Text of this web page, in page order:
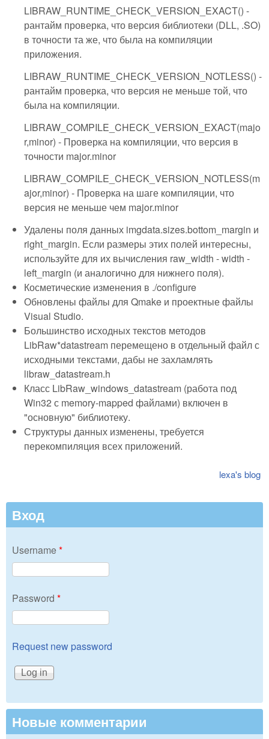
LIBRAW_RUNTIME_CHECK_VERSION_EXACT() -
рантайм проверка, что версия библиотеки (DLL, .SO)
в точности та же, что была на компиляции
приложения.
LIBRAW_RUNTIME_CHECK_VERSION_NOTLESS() -
рантайм проверка, что версия не меньше той, что
была на компиляции.
LIBRAW_COMPILE_CHECK_VERSION_EXACT(majo
r,minor) - Проверка на компиляции, что версия в
точности major.minor
LIBRAW_COMPILE_CHECK_VERSION_NOTLESS(m
ajor,minor) - Проверка на шаге компиляции, что
версия не меньше чем major.minor
Удалены поля данных imgdata.sizes.bottom_margin и
right_margin. Если размеры этих полей интересны,
используйте для их вычисления raw_width - width -
left_margin (и аналогично для нижнего поля).
Косметические изменения в ./configure
Обновлены файлы для Qmake и проектные файлы
Visual Studio.
Большинство исходных текстов методов
LibRaw*datastream перемещено в отдельный файл с
исходными текстами, дабы не захламлять
libraw_datastream.h
Класс LibRaw_windows_datastream (работа под
Win32 с memory-mapped файлами) включен в
"основную" библиотеку.
Структуры данных изменены, требуется
перекомпиляция всех приложений.
lexa's blog
Вход
Username*
Password *
Request new password
Новые комментарии